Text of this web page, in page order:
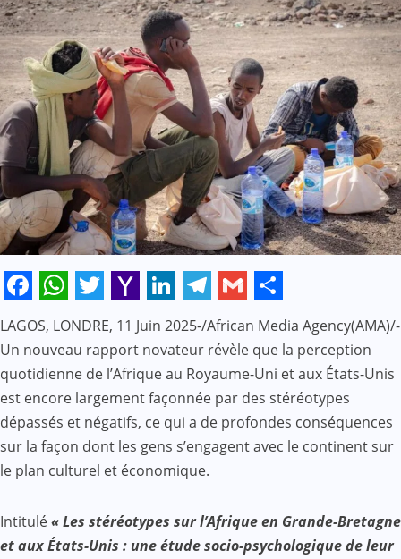
Facebook
WhatsApp
Twitter
Yahoo
Mail
LinkedIn
Telegram
GmailShare
LAGOS, LONDRE, 11 Juin 2025-/African Media Agency(AMA)/-
Un nouveau rapport novateur révèle que la perception
quotidienne de l’Afrique au Royaume-Uni et aux États-Unis
est encore largement façonnée par des stéréotypes
dépassés et négatifs, ce qui a de profondes conséquences
sur la façon dont les gens s’engagent avec le continent sur
le plan culturel et économique.
Intitulé« Les stéréotypes sur l’Afrique en Grande-Bretagne
et aux États-Unis : une étude socio-psychologique de leur